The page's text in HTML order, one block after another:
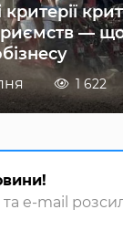
критерії
—
1 622
e-mail